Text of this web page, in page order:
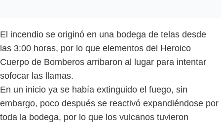
El incendio se originó en una bodega de telas desde
las 3:00 horas, por lo que elementos del Heroico
Cuerpo de Bomberos arribaron al lugar para intentar
sofocar las llamas.
En un inicio ya se había extinguido el fuego, sin
embargo, poco después se reactivó expandiéndose por
toda la bodega, por lo que los vulcanos tuvieron